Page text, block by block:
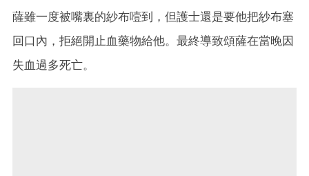
薩雖一度被嘴裏的紗布噎到，但護士還是要他把紗布塞
回口內，拒絕開止血藥物給他。最終導致頌薩在當晚因
失血過多死亡。